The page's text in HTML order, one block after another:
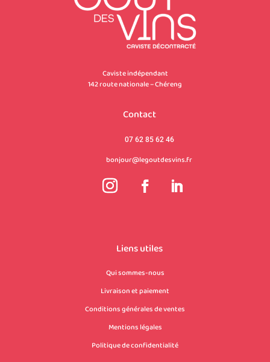
Caviste indépendant
142 route nationale – Chéreng
Contact
07 62 85 62 46
bonjour@legoutdesvins.fr
Liens utiles
Qui sommes-nous
Livraison et paiement
Conditions générales de ventes
Mentions légales
Politique de confidentialité